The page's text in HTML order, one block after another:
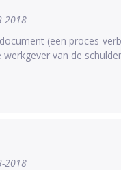
2018
(een proces-
van de
2018